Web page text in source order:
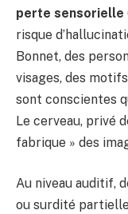
perte sensorielle
risque
Bonnet, des
visages, des
sont conscientes
Le cerveau, privé
fabrique » des
Au niveau auditif,
ou surdité